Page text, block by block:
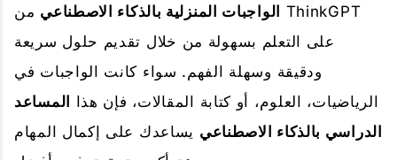
الواجبات المنزلية بالذكاء الاصطناعي من ThinkGPT
على التعلم بسهولة من خلال تقديم حلول سريعة
ودقيقة وسهلة الفهم. سواء كانت الواجبات في
الرياضيات، العلوم، أو كتابة المقالات، فإن هذا
المساعد
الدراسي بالذكاء الاصطناعي يساعدك على إكمال المهام